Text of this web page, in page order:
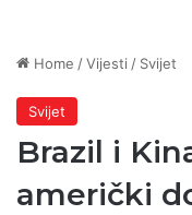
Home /Vijesti / Svijet
Svijet
Brazil i
američki